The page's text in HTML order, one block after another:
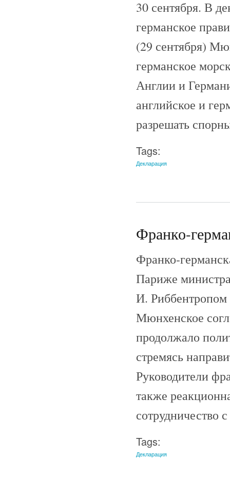
30 сентября. В
германское
(29 сентября)
германское
Англии и
английское и
разрешать
Tags:
Декларация
Франко-
Франко-
Париже
И. Риббентропом
Мюнхенское
продолжало
стремясь
Руководители
также
сотрудничество
Tags:
Декларация